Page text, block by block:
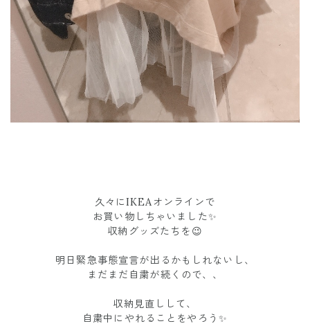
久々にIKEAオンラインで
お買い物しちゃいました✨
収納グッズたちを😉
明日緊急事態宣言が出るかもしれないし、
まだまだ自粛が続くので、、
収納見直しして、
自粛中にやれることをやろう✨